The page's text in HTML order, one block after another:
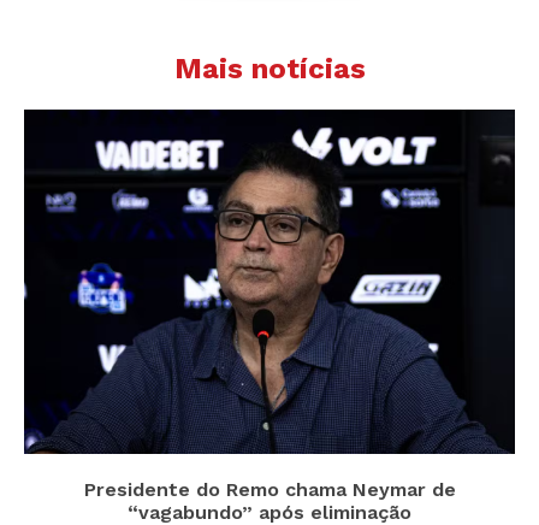
Mais notícias
Presidente do Remo chama Neymar de
“vagabundo” após eliminação